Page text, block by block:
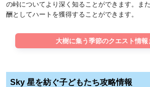
の峠についてより深く知ることができます。ま
酬としてハートを獲得することができます。
大樹に集う季節のクエスト情報
Sky 星を紡ぐ子どもたち攻略情報